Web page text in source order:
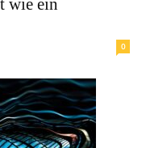
wie ein
0